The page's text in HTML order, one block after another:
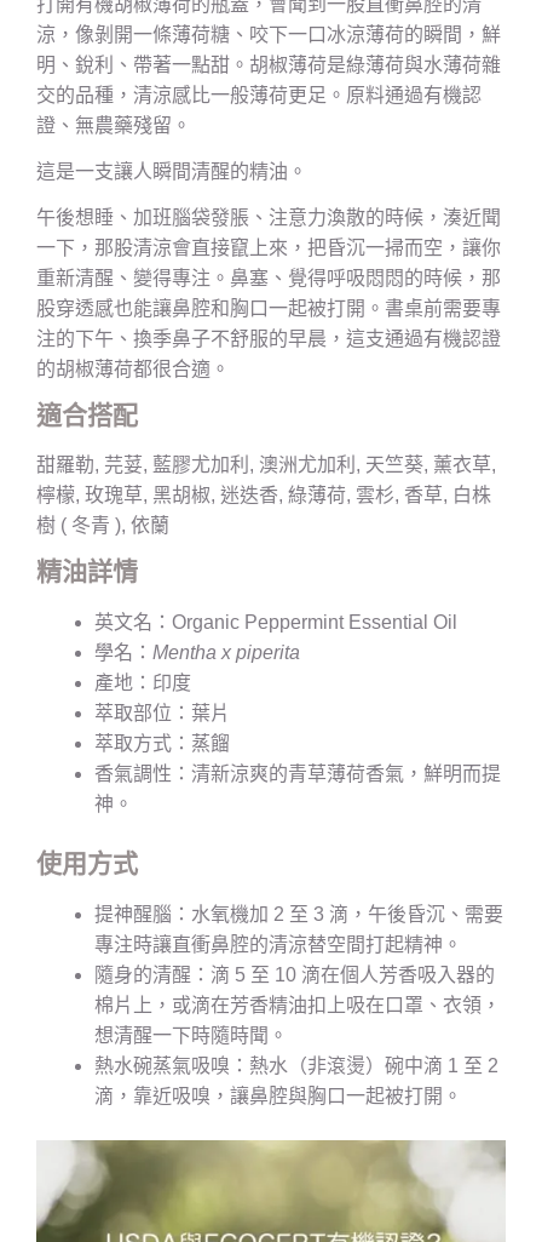
打開有機胡椒薄荷的瓶蓋，會聞到一股直衝鼻腔的清
涼，像剝開一條薄荷糖、咬下一口冰涼薄荷的瞬間，鮮
明、銳利、帶著一點甜。胡椒薄荷是綠薄荷與水薄荷雜
交的品種，清涼感比一般薄荷更足。原料通過有機認
證、無農藥殘留。
這是一支讓人瞬間清醒的精油。
午後想睡、加班腦袋發脹、注意力渙散的時候，湊近聞
一下，那股清涼會直接竄上來，把昏沉一掃而空，讓你
重新清醒、變得專注。鼻塞、覺得呼吸悶悶的時候，那
股穿透感也能讓鼻腔和胸口一起被打開。書桌前需要專
注的下午、換季鼻子不舒服的早晨，這支通過有機認證
的胡椒薄荷都很合適。
適合搭配
甜羅勒, 芫荽, 藍膠尤加利, 澳洲尤加利, 天竺葵, 薰衣草,
檸檬, 玫瑰草, 黑胡椒, 迷迭香, 綠薄荷, 雲杉, 香草, 白株
樹 ( 冬青 ), 依蘭
精油詳情
英文名：Organic Peppermint Essential Oil
學名： Mentha x piperita
產地：印度
萃取部位：葉片
萃取方式：蒸餾
香氣調性：清新涼爽的青草薄荷香氣，鮮明而提
神。
使用方式
提神醒腦：水氧機加 2 至 3 滴，午後昏沉、需要
專注時讓直衝鼻腔的清涼替空間打起精神。
隨身的清醒：滴 5 至 10 滴在個人芳香吸入器的
棉片上，或滴在芳香精油扣上吸在口罩、衣領，
想清醒一下時隨時聞。
熱水碗蒸氣吸嗅：熱水（非滾燙）碗中滴 1 至 2
滴，靠近吸嗅，讓鼻腔與胸口一起被打開。